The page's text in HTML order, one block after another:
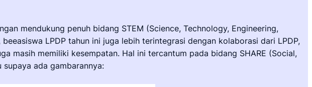
mendukung penuh bidang STEM (Science, Technology, Engineering,
LPDP tahun ini juga lebih terintegrasi dengan kolaborasi dari LPDP,
masih memiliki kesempatan. Hal ini tercantum pada bidang SHARE (Social,
ada gambarannya: